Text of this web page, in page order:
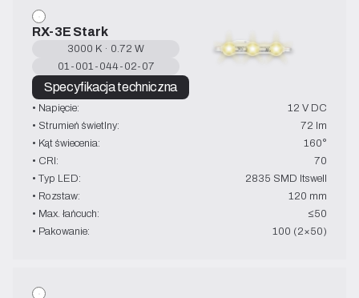
RX-3E Stark
3000 K · 0.72 W
01-001-044-02-07
Specyfikacja techniczna
• Napięcie:
12 V DC
• Strumień świetlny:
72 lm
• Kąt świecenia:
160°
• CRI:
70
• Typ LED:
2835 SMD Itswell
• Rozstaw:
120 mm
• Max. łańcuch:
≤50
• Pakowanie:
100 (2×50)